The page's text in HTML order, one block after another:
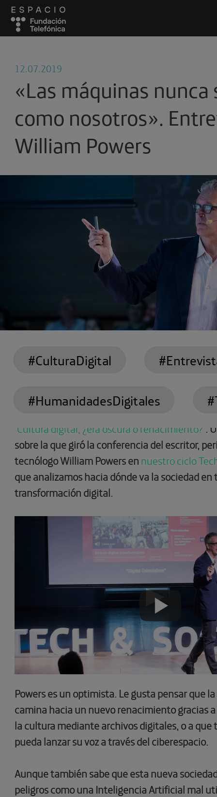
12.07.2019
«Las máquinas nunca
como nosotros».
William Powers
#CulturaDigital
#HumanidadesDigitales
‘Cultura digital, ¿era oscura o renacimiento?’ .
sobre la que giró la conferencia del escritor,
tecnólogo William Powers ennuestro ciclo
que analizamos hacia dónde va la sociedad en
transformación digital.
Powers es un optimista. Le gusta pensar que
camina hacia un nuevo renacimiento gracias
la cultura mediante archivos digitales, o a que
pueda lanzar su voz a través del ciberespacio.
Aunque también sabe que esta nueva
peligros como una Inteligencia Artificial mal